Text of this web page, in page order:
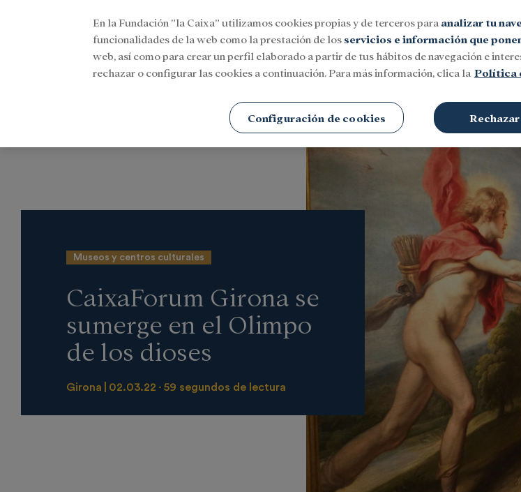
SocialInvestigación y becas
Museos y centros culturales
CaixaForum Girona se
sumerge en el Olimpo
de los dioses
Girona 02.03.22 59 segundos de lectura
En la Fundación ”la Caixa” utilizamos cookies propias y de terceros para analizar tu
funcionalidades de la web como la prestación de los servicios e información que
web, así como para crear un perfil elaborado a partir de tus hábitos de navegación e
rechazar o configurar las cookies a continuación. Para más información, clica la Política
Configuración de cookies Rechazar